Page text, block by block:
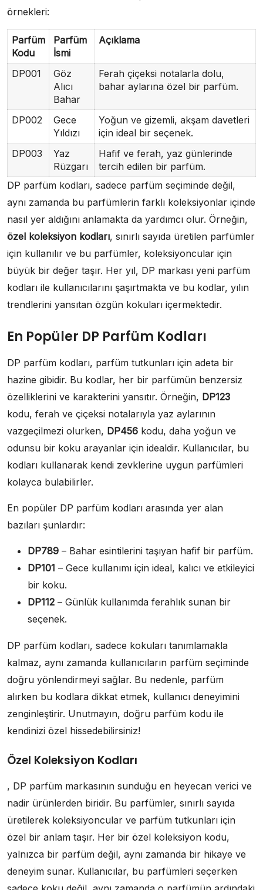
örnekleri:
Parfüm
Kodu
Parfüm
İsmi
Açıklama
DP001
Göz
Alıcı
Bahar
Ferah çiçeksi notalarla dolu,
bahar aylarına özel bir parfüm.
DP002
Gece
Yıldızı
Yoğun ve gizemli, akşam davetleri
için ideal bir seçenek.
DP003
Yaz
Rüzgarı
Hafif ve ferah, yaz günlerinde
tercih edilen bir parfüm.
DP parfüm kodları, sadece parfüm seçiminde değil,
aynı zamanda bu parfümlerin farklı koleksiyonlar içinde
nasıl yer aldığını anlamakta da yardımcı olur. Örneğin,
özel koleksiyon kodları, sınırlı sayıda üretilen parfümler
için kullanılır ve bu parfümler, koleksiyoncular için
büyük bir değer taşır. Her yıl, DP markası yeni parfüm
kodları ile kullanıcılarını şaşırtmakta ve bu kodlar, yılın
trendlerini yansıtan özgün kokuları içermektedir.
En Popüler DP Parfüm Kodları
DP parfüm kodları, parfüm tutkunları için adeta bir
hazine gibidir. Bu kodlar, her bir parfümün benzersiz
özelliklerini ve karakterini yansıtır. Örneğin, DP123
kodu, ferah ve çiçeksi notalarıyla yaz aylarının
vazgeçilmezi olurken, DP456 kodu, daha yoğun ve
odunsu bir koku arayanlar için idealdir. Kullanıcılar, bu
kodları kullanarak kendi zevklerine uygun parfümleri
kolayca bulabilirler.
En popüler DP parfüm kodları arasında yer alan
bazıları şunlardır:
DP789 – Bahar esintilerini taşıyan hafif bir parfüm.
DP101 – Gece kullanımı için ideal, kalıcı ve etkileyici
bir koku.
DP112 – Günlük kullanımda ferahlık sunan bir
seçenek.
DP parfüm kodları, sadece kokuları tanımlamakla
kalmaz, aynı zamanda kullanıcıların parfüm seçiminde
doğru yönlendirmeyi sağlar. Bu nedenle, parfüm
alırken bu kodlara dikkat etmek, kullanıcı deneyimini
zenginleştirir. Unutmayın, doğru parfüm kodu ile
kendinizi özel hissedebilirsiniz!
Özel Koleksiyon Kodları
, DP parfüm markasının sunduğu en heyecan verici ve
nadir ürünlerden biridir. Bu parfümler, sınırlı sayıda
üretilerek koleksiyoncular ve parfüm tutkunları için
özel bir anlam taşır. Her bir özel koleksiyon kodu,
yalnızca bir parfüm değil, aynı zamanda bir hikaye ve
deneyim sunar. Kullanıcılar, bu parfümleri seçerken